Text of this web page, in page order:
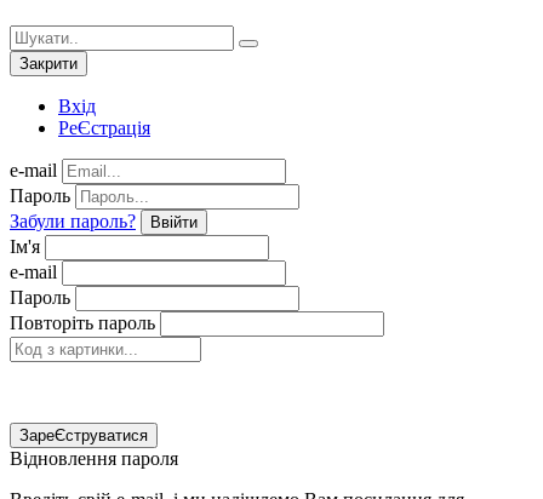
Закрити
Вхід
РеЄстрація
e-mail
Пароль
Забули пароль?
Ввійти
Ім'я
e-mail
Пароль
Повторіть пароль
ЗареЄструватися
Відновлення пароля